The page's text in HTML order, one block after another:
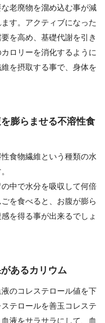
老廃物を溜め込む事が減
す。アクティブになった
を高め、基礎代謝を引き
ロリーを消化するように
を摂取する事で、身体を
膨らませる不溶性食
食物繊維という種類の水
中で水分を吸収して何倍
を食べると、お腹が膨ら
を得る事が出来るでしょ
あるカリウム
のコレステロール値を下
テロールを善玉コレステ
液をサラサラにして、血